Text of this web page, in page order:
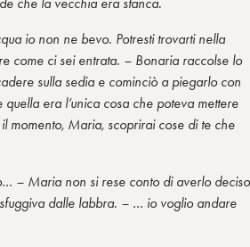
io non ne bevo. Potresti trovarti nella
come ci sei entrata. – Bonaria raccolse lo
sulla sedia e cominciò a piegarlo con
era l’unica cosa che poteva mettere
momento, Maria, scoprirai cose di te che
– Maria non si rese conto di averlo deciso
dalle labbra. – … io voglio andare